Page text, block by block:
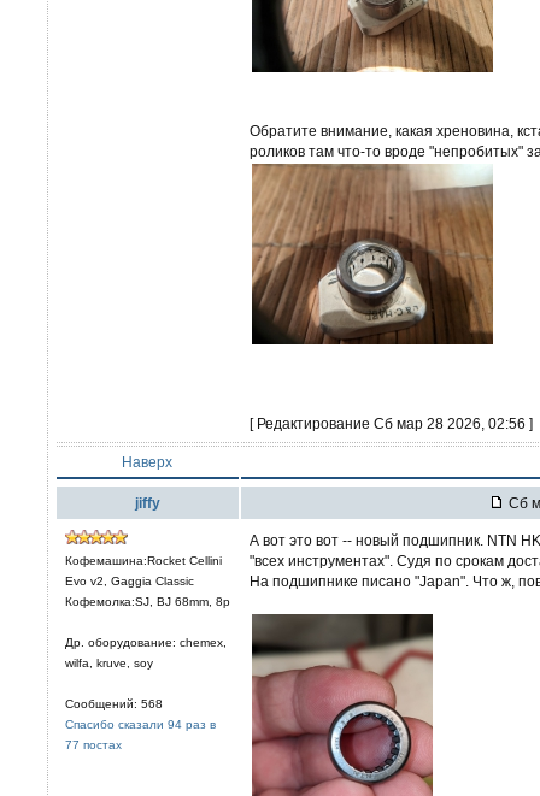
Обратите внимание, какая хреновина,
роликов там что-то вроде "непробитых"
[ Редактирование Сб мар 28 2026, 02:56 ]
Наверх
jiffy Сб
Кофемашина:Rocket Cellini
Evo v2, Gaggia Classic
Кофемолка:SJ, BJ 68mm, 8р
Др. оборудование: chemex,
wilfa, kruve, soy
Сообщений: 568
Спасибо сказали 94 раз в
77 постах
А вот это вот -- новый подшипник. NTN
"всех инструментах". Судя по срокам
На подшипнике писано "Japan". Что ж,